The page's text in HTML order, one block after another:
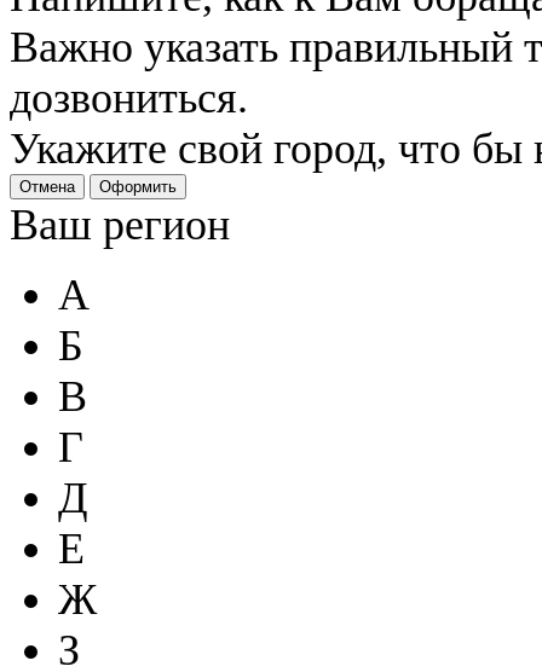
Важно указать
дозвониться.
Укажите свой город, что
Отмена Оформить
Ваш регион
А
Б
В
Г
Д
Е
Ж
З